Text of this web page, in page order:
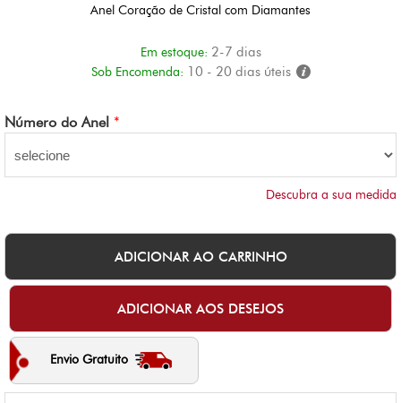
Anel Coração de Cristal com Diamantes
Em estoque: 2-7 dias
Sob Encomenda: 10 - 20 dias úteis
Número do Anel *
Descubra a sua medida
Envio Gratuito